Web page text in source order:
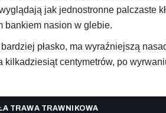
jak jednostronne palczaste
bankiem nasion w glebie.
płasko, ma wyraźniejszą
kilkadziesiąt centymetrów, po
TRAWA TRAWNIKOWA